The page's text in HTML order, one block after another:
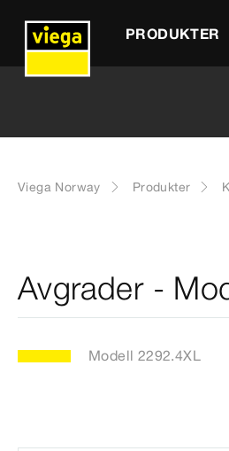
PRODUKTER
Viega Norway Produkter
Avgrader -
Modell 2292.4XL